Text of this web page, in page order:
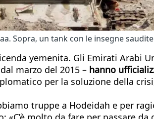
Sopra, un tank con le insegne
yemenita. Gli Emirati Arabi
marzo del 2015 – hanno
per la soluzione della
truppe a Hodeidah e per